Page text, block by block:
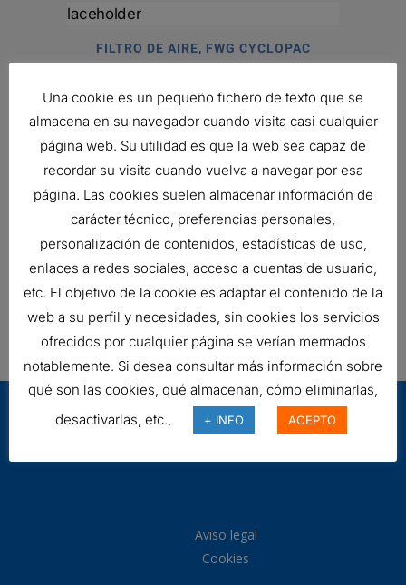
FILTRO DE AIRE, FWG CYCLOPAC
FILTRO DE AIRE, ECG 2500
427,57€
Ref:G112501
FILTRO HIDRÁULICO, CARTUCHO DT
45,18 €
Ref:C085005
Aviso legal
Cookies
Una cookie es un pequeño fichero de texto que se
almacena en su navegador cuando visita casi cualquier
página web. Su utilidad es que la web sea capaz de
recordar su visita cuando vuelva a navegar por esa
página. Las cookies suelen almacenar información de
carácter técnico, preferencias personales,
personalización de contenidos, estadísticas de uso,
enlaces a redes sociales, acceso a cuentas de usuario,
etc. El objetivo de la cookie es adaptar el contenido de la
web a su perfil y necesidades, sin cookies los servicios
ofrecidos por cualquier página se verían mermados
notablemente. Si desea consultar más información sobre
qué son las cookies, qué almacenan, cómo eliminarlas,
desactivarlas, etc.,
+ INFO ACEPTO